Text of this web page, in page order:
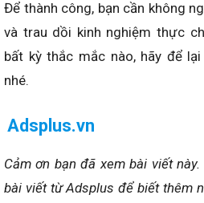
Để thành công, bạn cần không
và trau dồi kinh nghiệm thực
bất kỳ thắc mắc nào, hãy để
nhé.
Adsplus.vn
Cảm ơn bạn đã xem bài viết này.
bài viết từ Adsplus để biết thêm